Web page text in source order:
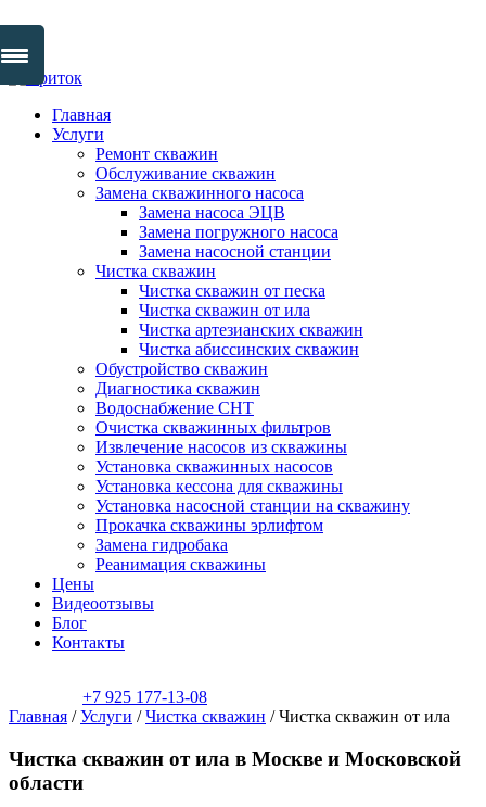
contentГлавная
Услуги
Ремонт скважин
Обслуживание скважин
Замена скважинного насоса
Замена насоса ЭЦВ
Замена погружного насоса
Замена насосной станции
Чистка скважин
Чистка скважин от песка
Чистка скважин от ила
Чистка артезианских скважин
Чистка абиссинских скважин
Обустройство скважин
Диагностика скважин
Водоснабжение СНТ
Очистка скважинных фильтров
Извлечение насосов из скважины
Установка скважинных насосов
Установка кессона для скважины
Установка насосной станции на скважину
Прокачка скважины эрлифтом
Замена гидробака
Реанимация скважины
Цены
Видеоотзывы
Блог
Контакты
+7 925 177-13-08
Главная /Услуги /Чистка скважин /Чистка скважин от ила
Чистка скважин от ила в Москве и Московской
области